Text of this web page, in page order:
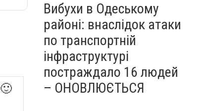
🙂
Вибухи в Одеському
районі: внаслідок атаки
по транспортній
інфраструктурі
постраждало 16 людей
– ОНОВЛЮЄТЬСЯ